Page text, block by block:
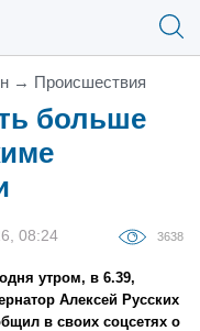
→ Проиcшествия
больше
08:24 3638
утром, в 6.39,
Алексей Русских
в своих соцсетях о